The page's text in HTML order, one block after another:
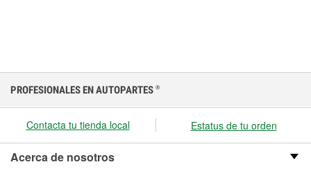
PROFESIONALES EN AUTOPARTES ®
Contacta tu tienda local Estatus de tu orden
Acerca de nosotros